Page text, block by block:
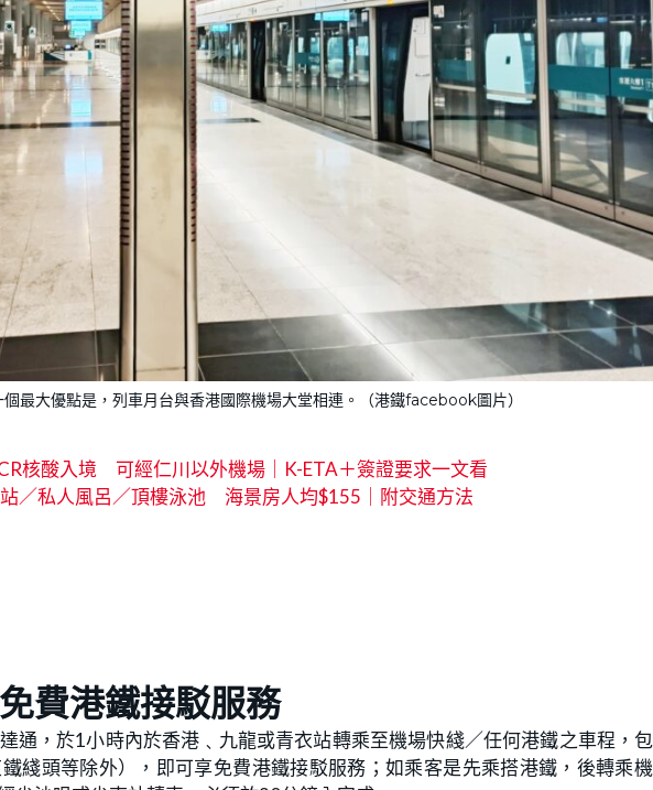
最大優點是，列車月台與香港國際機場大堂相連。（港鐵facebook圖片）
核酸入境 可經仁川以外機場｜K-ETA＋簽證要求一文看
／私人風呂／頂樓泳池 海景房人均$155｜附交通方法
費港鐵接駁服務
通，於1小時內於香港﹑九龍或青衣站轉乘至機場快綫／任何港鐵之車程，
綫頭等除外），即可享免費港鐵接駁服務；如乘客是先乘搭港鐵，後轉乘